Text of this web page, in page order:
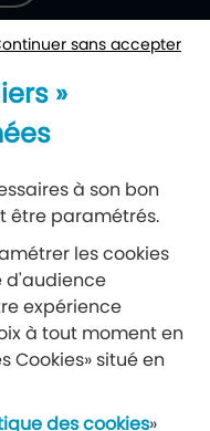
Facebook
sans accepter
»
à son bon
être paramétrés.
les cookies
d'audience
expérience
à tout moment en
Cookies» situé en
des cookies»